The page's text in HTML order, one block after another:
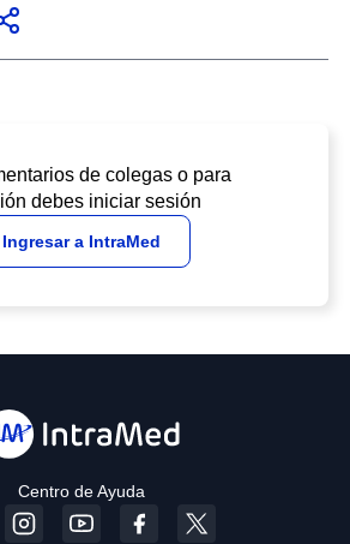
de colegas o para
debes iniciar sesión
Ingresar a IntraMed
Centro de Ayuda